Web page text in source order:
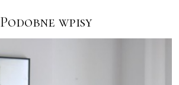
Podobne wpisy